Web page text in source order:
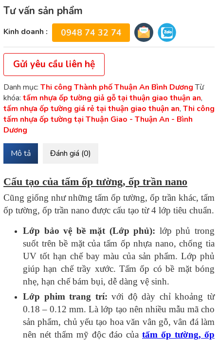
Tư vấn sản phẩm
Kinh doanh : 0948 74 32 74
Gửi yêu cầu liên hệ
Danh mục: Thi công Thành phố Thuận An Bình Dương Từ
khóa: tấm nhựa ốp tường giả gỗ tại thuận giao thuận an,
tấm nhựa ốp tường giá rẻ tại thuận giao thuận an, Thi công
tấm nhựa ốp tường tại Thuận Giao - Thuận An - Bình
Dương
Mô tả Đánh giá (0)
Cấu tạo của tấm ốp tường, ốp trần nano
Cũng giống như những tấm ốp tường, ốp trần khác, tấm
ốp tường, ốp trần nano được cấu tạo từ 4 lớp tiêu chuẩn.
Lớp bảo vệ bề mặt (Lớp phủ): lớp phủ trong
suốt trên bề mặt của tấm ốp nhựa nano, chống tia
UV tốt hạn chế bay màu của sản phẩm. Lớp phủ
giúp hạn chế trầy xước. Tấm ốp có bề mặt bóng
nhẹ, hạn chế bám bụi, dễ dàng vệ sinh.
Lớp phim trang trí: với độ dày chỉ khoảng từ
0.18 – 0.12 mm. Là lớp tạo nên nhiều mẫu mã cho
sản phẩm, chủ yếu tạo hoa văn vân gỗ, vân đá làm
nên nét thẩm mỹ độc đáo của tấm ốp tường, ốp